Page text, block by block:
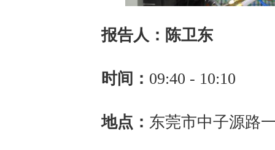
报告人：陈卫东
时间： 09:40 - 10:10
地点： 东莞市中子源路